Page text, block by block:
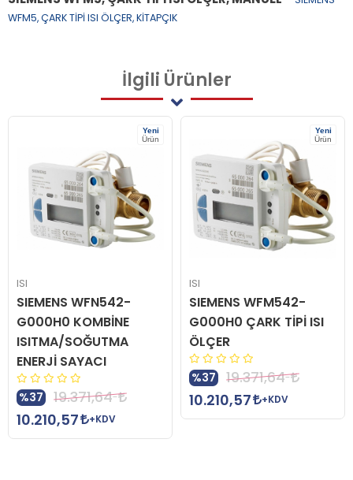
WFM5, ÇARK TİPİ ISI ÖLÇER, KİTAPÇIK
İlgili Ürünler
Yeni
Ürün
ISI
SIEMENS WFN542-
G000H0 KOMBİNE
ISITMA/SOĞUTMA
ENERJİ SAYACI
%37
19.371,64
10.210,57
+KDV
Yeni
Ürün
ISI
SIEMENS WFM542-
G000H0 ÇARK TİPİ ISI
ÖLÇER
%37
19.371,64
10.210,57
+KDV